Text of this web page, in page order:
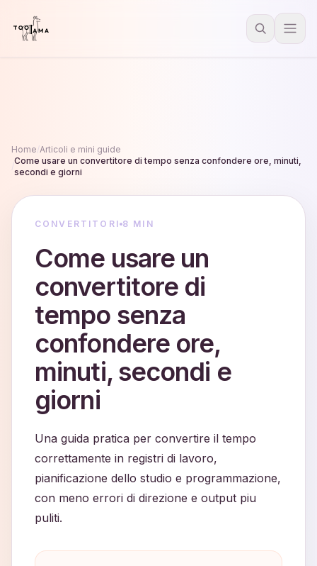
Home Articoli e mini guide
Come usare un convertitore di tempo senza confondere ore, minuti,
secondi e giorni
CONVERTITORI 8 MIN
Come usare un
convertitore di
tempo senza
confondere ore,
minuti, secondi e
giorni
Una guida pratica per convertire il tempo
correttamente in registri di lavoro,
pianificazione dello studio e programmazione,
con meno errori di direzione e output piu
puliti.